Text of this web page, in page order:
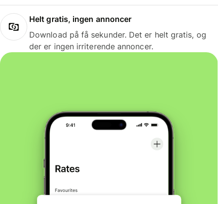
Helt gratis, ingen annoncer
Download på få sekunder. Det er helt gratis, og
der er ingen irriterende annoncer.